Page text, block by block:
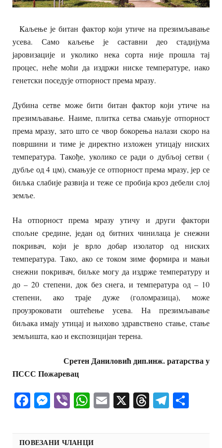
Kаљење је битан фактор који утиче на презимљавање
усева. Само каљење је саставни део стадијума
јаровизације и уколико нека сорта није прошла тај
процес, неће моћи да издржи ниске температуре, иако
генетски поседује отпорност према мразу.
Дубина сетве може бити битан фактор који утиче на
презимљавање. Наиме, плитка сетва смањује отпорност
према мразу, зато што се чвор бокорења налази скоро на
површини и тиме је директно изложен утицају ниских
температура. Такође, уколико се ради о дубљој сетви (
дубље од 4 цм), смањује се отпорност према мразу, јер се
биљка слабије развија и теже се пробија кроз дебели слој
земље.
На отпорност према мразу утичу и други фактори
спољне средине, један од битних чинилаца је снежни
покривач, који је врло добар изолатор од ниских
температура. Тако, ако се током зиме формира и мањи
снежни покривач, биљке могу да издрже температуру и
до – 20 степени, док без снега, и температура од – 10
степени, ако траје дуже (голомразица), може
проузроковати оштећење усева. На презимљавање
биљака имају утицај и њихово здравствено стање, стање
земљишта, као и експозицијан терена.
Сретен Даниловић дип.инж. ратарства у
ПССС Пожаревац
Facebook
Messenger
ViberWhatsApp
Email
X Threads
ПОВЕЗАНИ ЧЛАНЦИ